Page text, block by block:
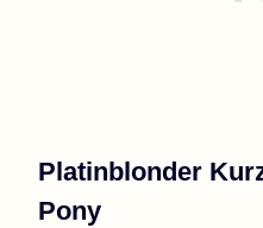
Platinblonder
Pony